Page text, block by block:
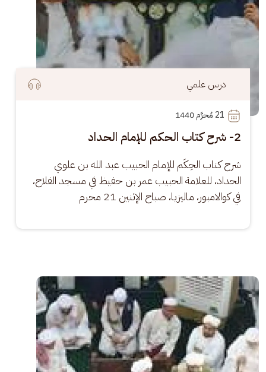
درس علمي
21
2- شرح كتاب الحكم للإمام الحداد
شرح كتاب الحِكَم للإمام الحبيب عبد الله بن علوي
الحداد، للعلامة الحبيب عمر بن حفيظ في مسجد الفلاح،
في كوالامبور، ماليزيا، صباح الإثنين 21 محرم
الصورة